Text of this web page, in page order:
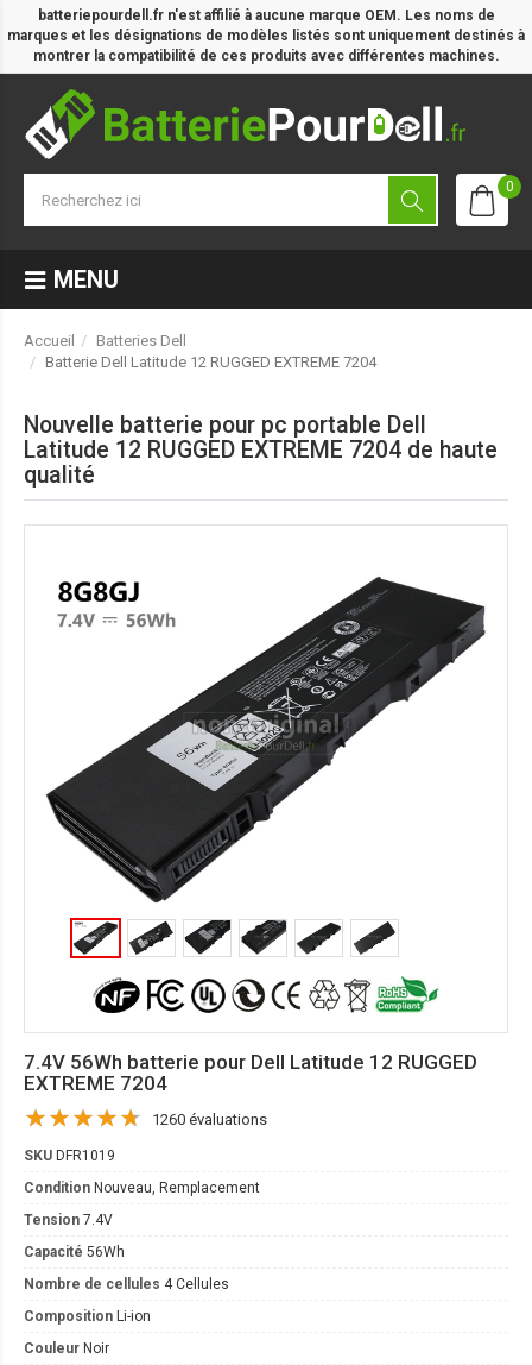
batteriepourdell.fr n'est affilié à aucune marque OEM. Les noms de
marques et les désignations de modèles listés sont uniquement destinés à
montrer la compatibilité de ces produits avec différentes machines.
0
MENU
Accueil
Batteries Dell
Batterie Dell Latitude 12 RUGGED EXTREME 7204
Nouvelle batterie pour pc portable Dell
Latitude 12 RUGGED EXTREME 7204 de haute
qualité
7.4V 56Wh batterie pour Dell Latitude 12 RUGGED
EXTREME 7204
1260 évaluations
SKU DFR1019
Condition Nouveau, Remplacement
Tension 7.4V
Capacité 56Wh
Nombre de cellules 4 Cellules
Composition Li-ion
Couleur Noir